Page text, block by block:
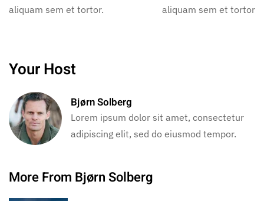
aliquam sem et tortor.
aliquam sem et tortor.
Your Host
Bjørn Solberg
Lorem ipsum dolor sit amet, consectetur
adipiscing elit, sed do eiusmod tempor.
More From Bjørn Solberg